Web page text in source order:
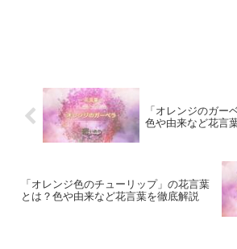
「オレンジのガー
色や由来など花言
「オレンジ色のチューリップ」の花言葉
とは？色や由来など花言葉を徹底解説